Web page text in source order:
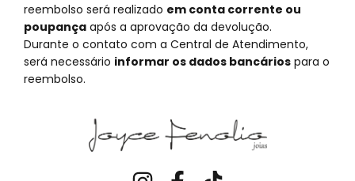
reembolso será realizado em conta corrente ou
poupança após a aprovação da devolução.
Durante o contato com a Central de Atendimento,
será necessário informar os dados bancários para o
reembolso.